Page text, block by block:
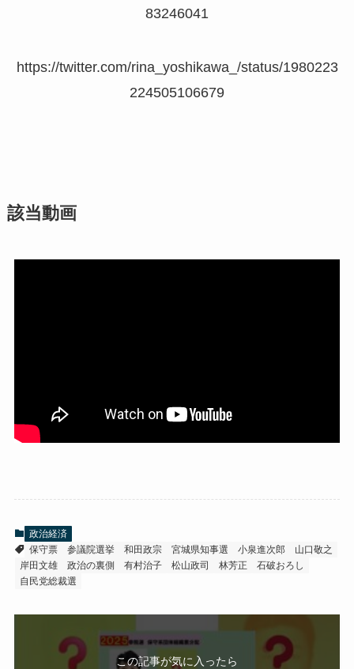
83246041
https://twitter.com/rina_yoshikawa_/status/1980223
224505106679
該当動画
政治経済
保守票
参議院選挙 和田政宗 宮城県知事選 小泉進次郎
山口敬之
岸田文雄
政治の裏側 有村治子 松山政司 林芳正
石破おろし
自民党総裁選
この記事が気に入ったら